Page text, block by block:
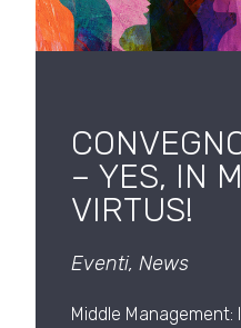
– YES, IN
VIRTUS!
Eventi, News
Middle Management: